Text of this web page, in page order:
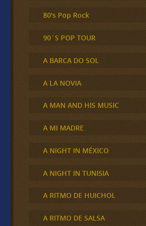
80's Pop Rock
90´S POP TOUR
A BARCA DO SOL
A LA NOVIA
A MAN AND HIS MUSIC
A MI MADRE
A NIGHT IN MÉXICO
A NIGHT IN TUNISIA
A RITMO DE HUICHOL
A RITMO DE SALSA